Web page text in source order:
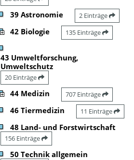
39 Astronomie 2 Einträge
42 Biologie 135 Einträge
43 Umweltforschung,
Umweltschutz
20 Einträge
44 Medizin 707 Einträge
46 Tiermedizin 11 Einträge
48 Land- und Forstwirtschaft
156 Einträge
50 Technik allgemein